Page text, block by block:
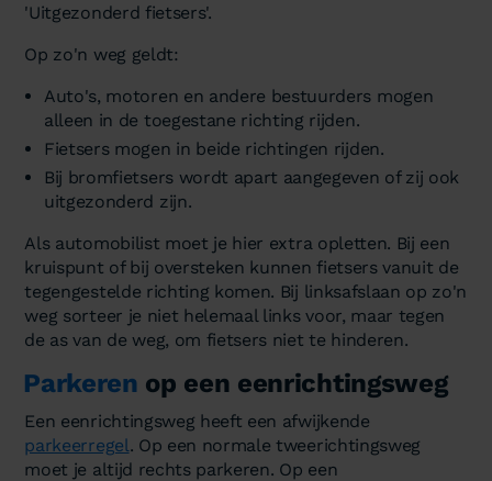
'Uitgezonderd fietsers'.
Op zo'n weg geldt:
Auto's, motoren en andere bestuurders mogen
alleen in de toegestane richting rijden.
Fietsers mogen in beide richtingen rijden.
Bij bromfietsers wordt apart aangegeven of zij ook
uitgezonderd zijn.
Als automobilist moet je hier extra opletten. Bij een
kruispunt of bij oversteken kunnen fietsers vanuit de
tegengestelde richting komen. Bij linksafslaan op zo'n
weg sorteer je niet helemaal links voor, maar tegen
de as van de weg, om fietsers niet te hinderen.
Parkeren op een eenrichtingsweg
Een eenrichtingsweg heeft een afwijkende
parkeerregel. Op een normale tweerichtingsweg
moet je altijd rechts parkeren. Op een